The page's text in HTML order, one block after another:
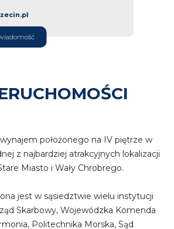
położonego na IV piętrze w
z najbardziej atrakcyjnych lokalizacji
Miasto i Wały Chrobrego.
jest w sąsiedztwie wielu instytucji
Skarbowy, Wojewódzka Komenda
Politechnika Morska, Sąd